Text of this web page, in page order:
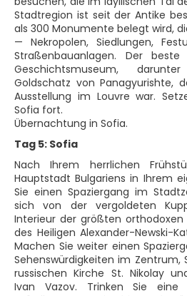
Stadtregion ist seit der Antike
als 300 Monumente belegt wird,
— Nekropolen, Siedlungen,
Straßenbauanlagen. Der
Geschichtsmuseum,
Goldschatz von Panagyurishte,
Ausstellung im Louvre war.
Sofia fort.
Übernachtung in Sofia.
Tag 5: Sofia
Nach Ihrem herrlichen
Hauptstadt Bulgariens in Ihrem
Sie einen Spaziergang im
sich von der vergoldeten
Interieur der größten orthodoxen
des Heiligen Alexander-Newski-
Machen Sie weiter einen
Sehenswürdigkeiten im Zentrum,
russischen Kirche St. Nikolay
Ivan Vazov. Trinken Sie